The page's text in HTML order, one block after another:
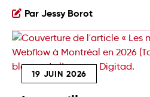
livraison ou les méthodes
exemple), notre agence
vous avez moins d'une
que ça change, et quoi faire
Scripts, c'est […]
Par Jessy Borot
19 JUIN 2026